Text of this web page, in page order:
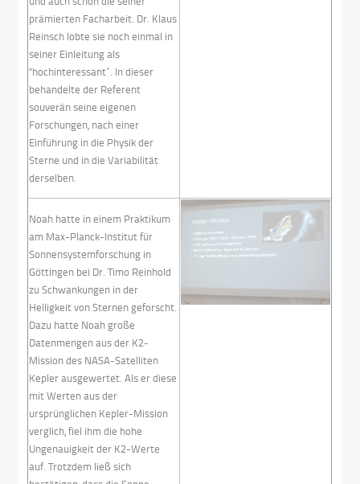
prämierten Facharbeit. Dr. Klaus
Reinsch lobte sie noch einmal in
seiner Einleitung als
"hochinteressant“. In dieser
behandelte der Referent
souverän seine eigenen
Forschungen, nach einer
Einführung in die Physik der
Sterne und in die Variabilität
derselben.
Noah hatte in einem Praktikum
am Max-Planck-Institut für
Sonnensystemforschung in
Göttingen bei Dr. Timo Reinhold
zu Schwankungen in der
Helligkeit von Sternen geforscht.
Dazu hatte Noah große
Datenmengen aus der K2-
Mission des NASA-Satelliten
Kepler ausgewertet. Als er diese
mit Werten aus der
ursprünglichen Kepler-Mission
verglich, fiel ihm die hohe
Ungenauigkeit der K2-Werte
auf. Trotzdem ließ sich